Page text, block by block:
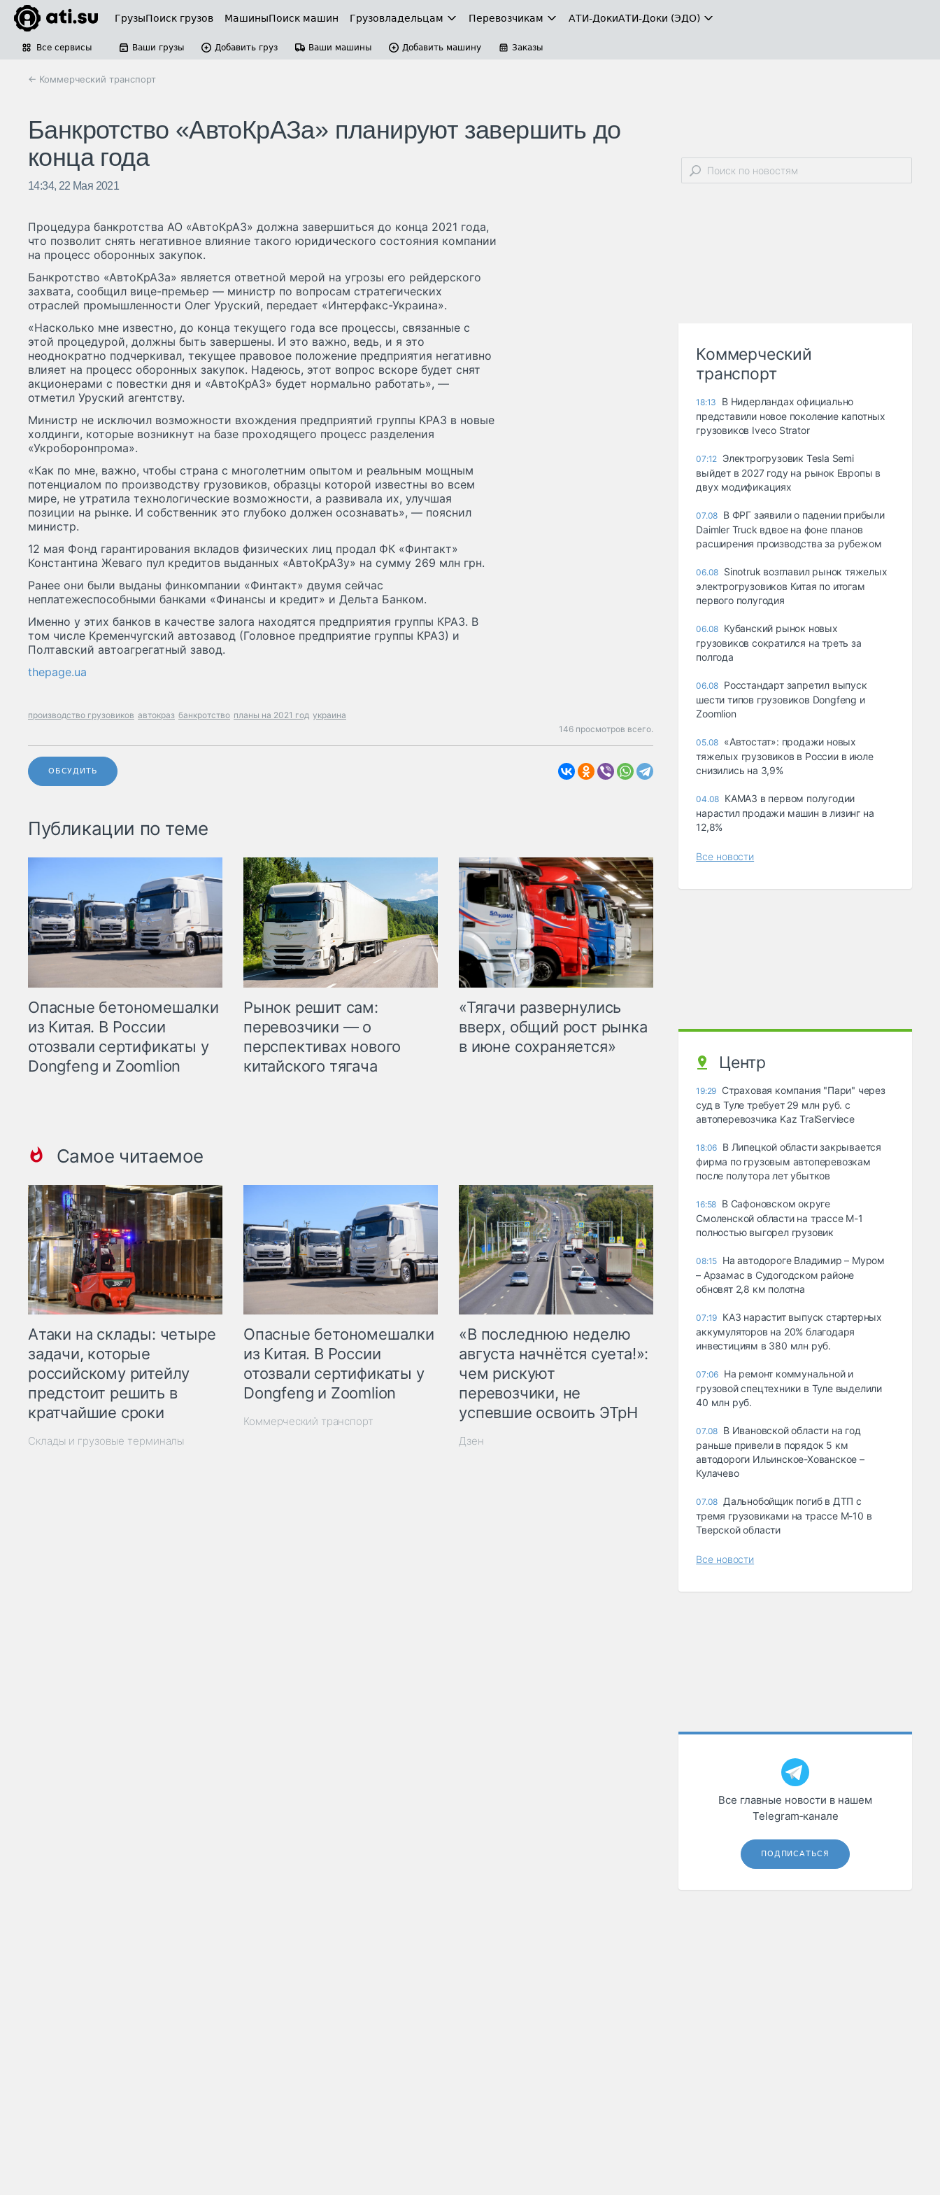
ГрузыПоиск грузов МашиныПоиск машин Грузовладельцам Перевозчикам АТИ-ДокиАТИ-Доки (ЭДО)
Все сервисы Ваши грузы Добавить груз Ваши машины Добавить машину Заказы
← Коммерческий транспорт
Банкротство «АвтоКрАЗа» планируют завершить до
конца года
14:34, 22 Мая 2021
Процедура банкротства АО «АвтоКрАЗ» должна завершиться до конца 2021 года,
что позволит снять негативное влияние такого юридического состояния компании
на процесс оборонных закупок.
Банкротство «АвтоКрАЗа» является ответной мерой на угрозы его рейдерского
захвата, сообщил вице-премьер — министр по вопросам стратегических
отраслей промышленности Олег Уруский, передает «Интерфакс-Украина».
«Насколько мне известно, до конца текущего года все процессы, связанные с
этой процедурой, должны быть завершены. И это важно, ведь, и я это
неоднократно подчеркивал, текущее правовое положение предприятия негативно
влияет на процесс оборонных закупок. Надеюсь, этот вопрос вскоре будет снят
акционерами с повестки дня и «АвтоКрАЗ» будет нормально работать», —
отметил Уруский агентству.
Министр не исключил возможности вхождения предприятий группы КРАЗ в новые
холдинги, которые возникнут на базе проходящего процесс разделения
«Укроборонпрома».
«Как по мне, важно, чтобы страна с многолетним опытом и реальным мощным
потенциалом по производству грузовиков, образцы которой известны во всем
мире, не утратила технологические возможности, а развивала их, улучшая
позиции на рынке. И собственник это глубоко должен осознавать», — пояснил
министр.
12 мая Фонд гарантирования вкладов физических лиц продал ФК «Финтакт»
Константина Жеваго пул кредитов выданных «АвтоКрАЗу» на сумму 269 млн грн.
Ранее они были выданы финкомпании «Финтакт» двумя сейчас
неплатежеспособными банками «Финансы и кредит» и Дельта Банком.
Именно у этих банков в качестве залога находятся предприятия группы КРАЗ. В
том числе Кременчугский автозавод (Головное предприятие группы КРАЗ) и
Полтавский автоагрегатный завод.
thepage.ua
производство грузовиков автокраз банкротство планы на 2021 год украина
146 просмотров всего.
ОБСУДИТЬ
Публикации по теме
Опасные бетономешалки
из Китая. В России
отозвали сертификаты у
Dongfeng и Zoomlion
Рынок решит сам:
перевозчики — о
перспективах нового
китайского тягача
«Тягачи развернулись
вверх, общий рост рынка
в июне сохраняется»
Самое читаемое
Атаки на склады: четыре
задачи, которые
российскому ритейлу
предстоит решить в
кратчайшие сроки
Склады и грузовые терминалы
Опасные бетономешалки
из Китая. В России
отозвали сертификаты у
Dongfeng и Zoomlion
Коммерческий транспорт
«В последнюю неделю
августа начнётся суета!»:
чем рискуют
перевозчики, не
успевшие освоить ЭТрН
Дзен
Коммерческий
транспорт
18:13
В Нидерландах официально
представили новое поколение капотных
грузовиков Iveco Strator
07:12 Электрогрузовик Tesla Semi
выйдет в 2027 году на рынок Европы в
двух модификациях
07.08 В ФРГ заявили о падении прибыли
Daimler Truck вдвое на фоне планов
расширения производства за рубежом
06.08 Sinotruk возглавил рынок тяжелых
электрогрузовиков Китая по итогам
первого полугодия
06.08 Кубанский рынок новых
грузовиков сократился на треть за
полгода
06.08 Росстандарт запретил выпуск
шести типов грузовиков Dongfeng и
Zoomlion
05.08 «Автостат»: продажи новых
тяжелых грузовиков в России в июле
снизились на 3,9%
04.08 КАМАЗ в первом полугодии
нарастил продажи машин в лизинг на
12,8%
Все новости
Центр
19:29 Страховая компания "Пари" через
суд в Туле требует 29 млн руб. с
автоперевозчика Kaz TralServiece
18:06 В Липецкой области закрывается
фирма по грузовым автоперевозкам
после полутора лет убытков
16:58 В Сафоновском округе
Смоленской области на трассе М-1
полностью выгорел грузовик
08:15 На автодороге Владимир – Муром
– Арзамас в Судогодском районе
обновят 2,8 км полотна
07:19 КАЗ нарастит выпуск стартерных
аккумуляторов на 20% благодаря
инвестициям в 380 млн руб.
07:06 На ремонт коммунальной и
грузовой спецтехники в Туле выделили
40 млн руб.
07.08 В Ивановской области на год
раньше привели в порядок 5 км
автодороги Ильинское-Хованское –
Кулачево
07.08 Дальнобойщик погиб в ДТП с
тремя грузовиками на трассе М-10 в
Тверской области
Все новости
Все главные новости в нашем
Telegram‑канале
ПОДПИСАТЬСЯ